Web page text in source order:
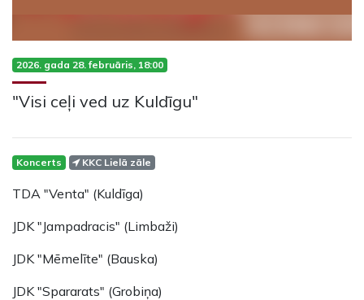
2026. gada 28. februāris, 18:00
"Visi ceļi ved uz Kuldīgu"
Koncerts KKC Lielā zāle
TDA "Venta" (Kuldīga)
JDK "Jampadracis" (Limbaži)
JDK "Mēmelīte" (Bauska)
JDK "Spararats" (Grobiņa)